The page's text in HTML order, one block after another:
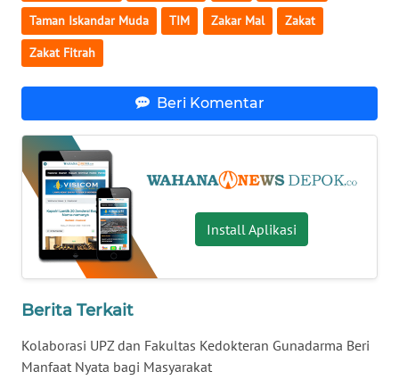
Taman Iskandar Muda TIM Zakar Mal Zakat
Zakat Fitrah
Beri Komentar
Install Aplikasi
Berita Terkait
Kolaborasi UPZ dan Fakultas Kedokteran Gunadarma Beri
Manfaat Nyata bagi Masyarakat
WN
KALSEL
KALTIM
WN
SULSEL
WN
GORONTALO
WN
SULUT
WN